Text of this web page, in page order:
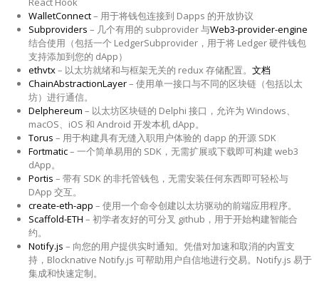
WalletConnect– 用于将钱包连接到 Dapps 的开放协议
Subproviders – 几个有用的 subprovider 与Web3-provider-engine
结合使用（包括一个 LedgerSubprovider，用于将 Ledger 硬件钱包
支持添加到您的 dApp）
ethvtx– 以太坊就绪和与框架无关的 redux 存储配置。 文档
ChainAbstractionLayer– 使用单一接口与不同的区块链（包括以太
坊）进行通信。
Delphereum – 以太坊区块链的 Delphi 接口，允许为 Windows、
macOS、iOS 和 Android 开发本机 dApp。
Torus – 用于构建具有无缝入职用户体验的 dapp 的开源 SDK
Fortmatic– 一个简单易用的 SDK，无需扩展或下载即可构建 web3
dApp。
Portis – 带有 SDK 的非托管钱包，无需安装任何东西即可轻松与
DApp 交互。
create-eth-app – 使用一个命令创建以太坊驱动的前端应用程序。
Scaffold-ETH – 初学者友好的可分叉 github，用于开始构建智能合
约。
Notify.js – 向您的用户提供实时通知。凭借对加速和取消的内置支
持，Blocknative Notify.js 可帮助用户自信地进行交易。Notify.js 易于
集成和快速定制。